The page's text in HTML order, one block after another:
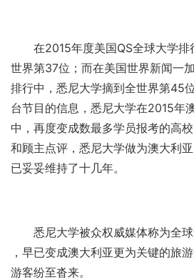
在2015年度美国QS全球大学排
世界第37位；而在美国世界新闻一
排行中，悉尼大学摘到全世界第45
台节目的信息，悉尼大学在2015年
中，再度变成数最多学员报考的高
和顾主点评，悉尼大学做为澳大利
已妥妥维持了十几年。
悉尼大学被众权威媒体称为全球
，早已变成澳大利亚更为关键的旅
游客纷至沓来。